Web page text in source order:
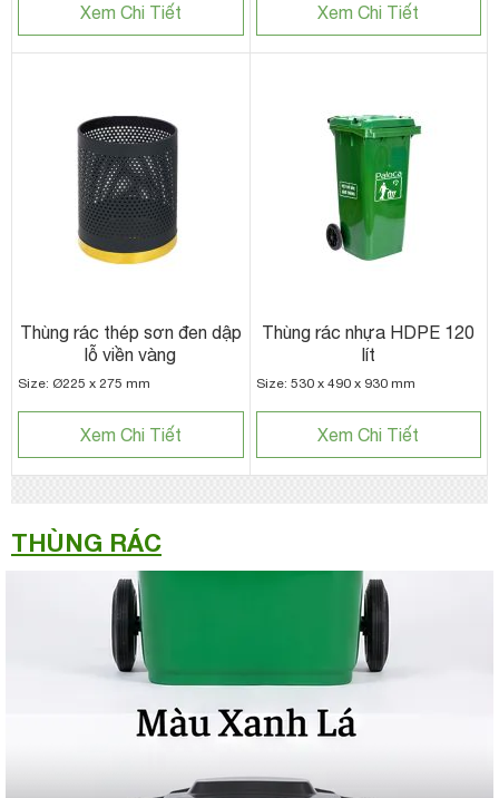
Xem Chi Tiết Xem Chi Tiết
Thùng rác thép sơn đen dập
lỗ viền vàng
Size: Ø225 x 275 mm
Xem Chi Tiết
Thùng rác nhựa HDPE 120
lít
Size: 530 x 490 x 930 mm
Xem Chi Tiết
THÙNG RÁC